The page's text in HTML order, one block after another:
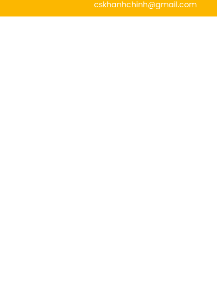
cskhanhchinh@gmail.com